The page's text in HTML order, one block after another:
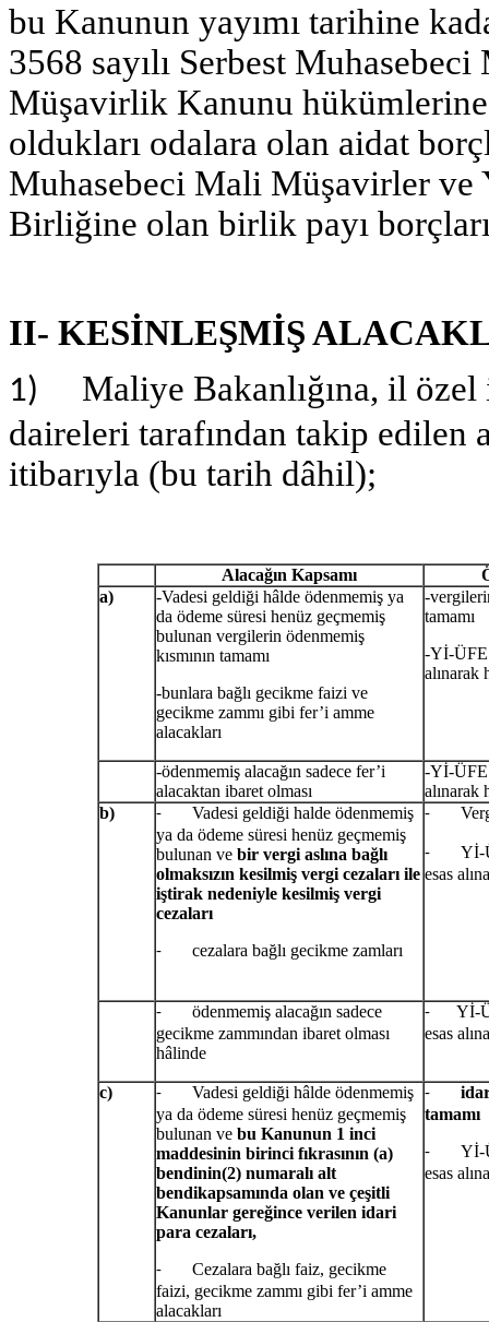
bu Kanunun yayımı tarihine
3568 sayılı Serbest
Müşavirlik Kanunu hükümlerine
oldukları odalara olan aidat
Muhasebeci Mali Müşavirler
Birliğine olan birlik payı
II- KESİNLEŞMİŞ
1)
Maliye Bakanlığına, il özel
daireleri tarafından takip
itibarıyla (bu tarih dâhil);
Alacağın Kapsamı
a)
-Vadesi geldiği hâlde ödenmemiş ya
da ödeme süresi henüz geçmemiş
bulunan vergilerin ödenmemiş
kısmının tamamı
-bunlara bağlı gecikme faizi ve
gecikme zammı gibi fer’i amme
alacakları
-
tamamı
-Yİ-ÜFE
alınarak
-ödenmemiş alacağın sadece fer’i
alacaktan ibaret olması
-Yİ-ÜFE
alınarak
b)
-Vadesi geldiği halde ödenmemiş
ya da ödeme süresi henüz geçmemiş
bulunan ve bir vergi aslına bağlı
olmaksızın kesilmiş vergi cezaları ile
iştirak nedeniyle kesilmiş vergi
cezaları
-cezalara bağlı gecikme zamları
-Vergi
-Yİ-
esas
-ödenmemiş alacağın sadece
gecikme zammından ibaret olması
hâlinde
-Yİ-
esas
c) -Vadesi geldiği hâlde ödenmemiş
ya da ödeme süresi henüz geçmemiş
bulunan ve bu Kanunun 1 inci
maddesinin birinci fıkrasının (a)
bendinin(2) numaralı alt
bendikapsamında olan ve çeşitli
Kanunlar gereğince verilen idari
para cezaları,
-Cezalara bağlı faiz, gecikme
faizi, gecikme zammı gibi fer’i amme
alacakları
-
tamamı
-Yİ-
esas